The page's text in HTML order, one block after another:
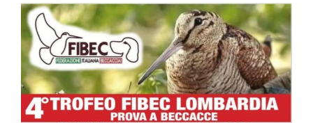
Ingrandisci
immagine